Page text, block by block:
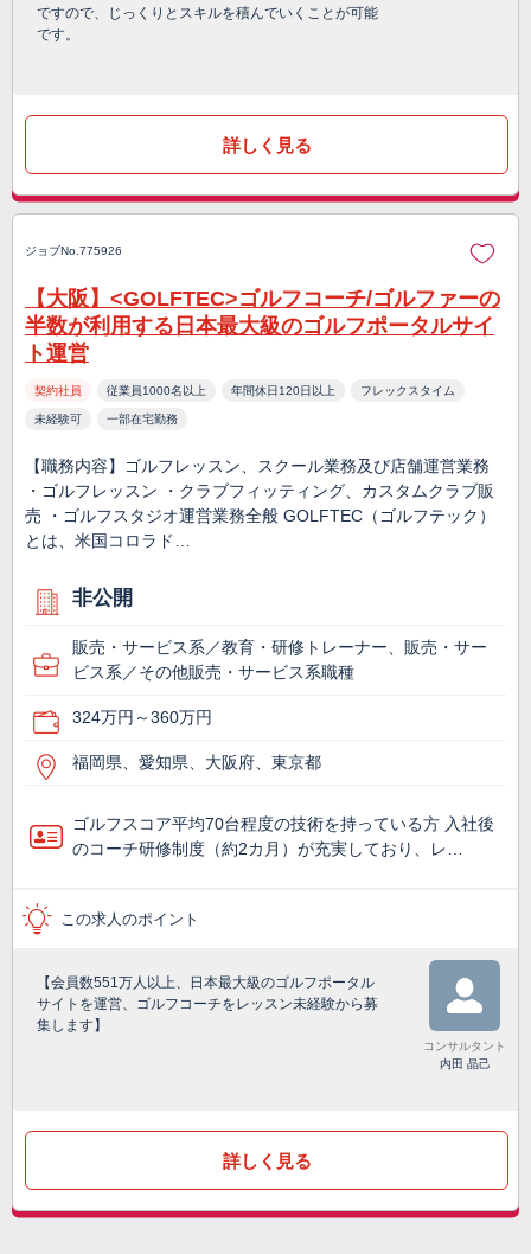
ですので、じっくりとスキルを積んでいくことが可能
です。
詳しく見る
ジョブNo.775926
【大阪】<GOLFTEC>ゴルフコーチ/ゴルファーの
半数が利用する日本最大級のゴルフポータルサイ
ト運営
契約社員 従業員1000名以上 年間休日120日以上 フレックスタイム
未経験可 一部在宅勤務
【職務内容】ゴルフレッスン、スクール業務及び店舗運営業務
・ゴルフレッスン ・クラブフィッティング、カスタムクラブ販
売 ・ゴルフスタジオ運営業務全般 GOLFTEC（ゴルフテック）
とは、米国コロラド…
非公開
販売・サービス系／教育・研修トレーナー、販売・サー
ビス系／その他販売・サービス系職種
324万円～360万円
福岡県、愛知県、大阪府、東京都
ゴルフスコア平均70台程度の技術を持っている方 入社後
のコーチ研修制度（約2カ月）が充実しており、レ…
この求人のポイント
【会員数551万人以上、日本最大級のゴルフポータル
サイトを運営、ゴルフコーチをレッスン未経験から募
集します】
コンサルタント
内田 晶己
詳しく見る